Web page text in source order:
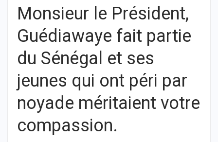
Monsieur le Président,
Guédiawaye fait partie
du Sénégal et ses
jeunes qui ont péri par
noyade méritaient votre
compassion.